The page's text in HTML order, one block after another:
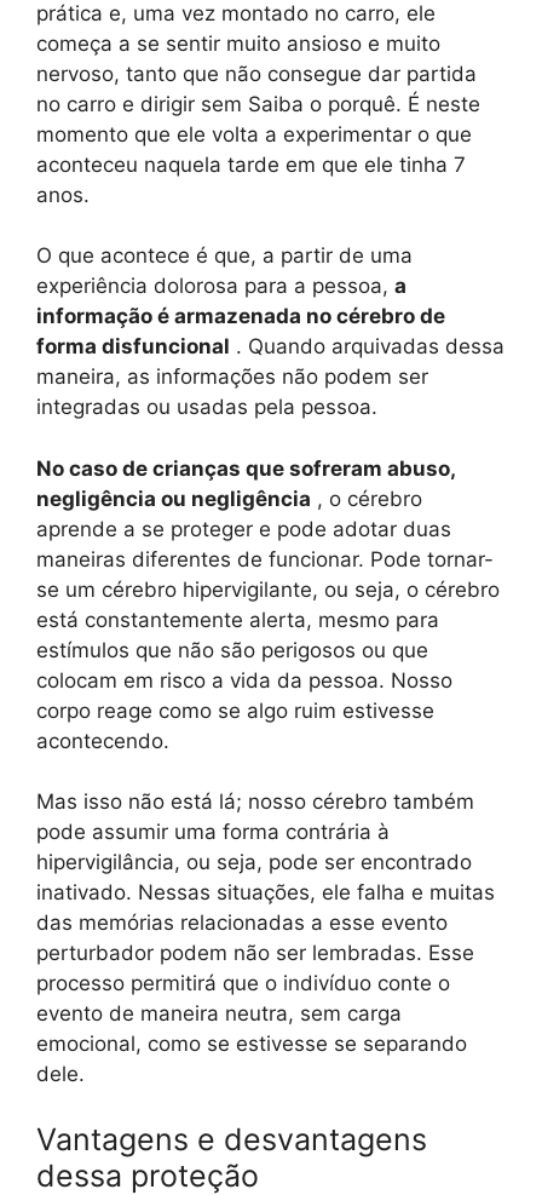
prática e, uma vez montado no carro, ele
começa a se sentir muito ansioso e muito
nervoso, tanto que não consegue dar partida
no carro e dirigir sem Saiba o porquê. É neste
momento que ele volta a experimentar o que
aconteceu naquela tarde em que ele tinha 7
anos.
O que acontece é que, a partir de uma
experiência dolorosa para a pessoa, a
informação é armazenada no cérebro de
forma disfuncional . Quando arquivadas dessa
maneira, as informações não podem ser
integradas ou usadas pela pessoa.
No caso de crianças que sofreram abuso,
negligência ou negligência , o cérebro
aprende a se proteger e pode adotar duas
maneiras diferentes de funcionar. Pode tornar-
se um cérebro hipervigilante, ou seja, o cérebro
está constantemente alerta, mesmo para
estímulos que não são perigosos ou que
colocam em risco a vida da pessoa. Nosso
corpo reage como se algo ruim estivesse
acontecendo.
Mas isso não está lá; nosso cérebro também
pode assumir uma forma contrária à
hipervigilância, ou seja, pode ser encontrado
inativado. Nessas situações, ele falha e muitas
das memórias relacionadas a esse evento
perturbador podem não ser lembradas. Esse
processo permitirá que o indivíduo conte o
evento de maneira neutra, sem carga
emocional, como se estivesse se separando
dele.
Vantagens e desvantagens
dessa proteção